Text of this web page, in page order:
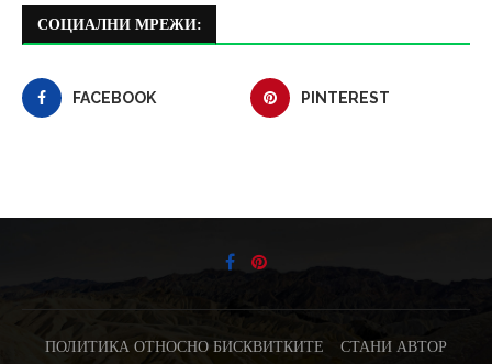
СОЦИАЛНИ МРЕЖИ:
FACEBOOK PINTEREST
ПОЛИТИКА ОТНОСНО БИСКВИТКИТЕ СТАНИ АВТОР